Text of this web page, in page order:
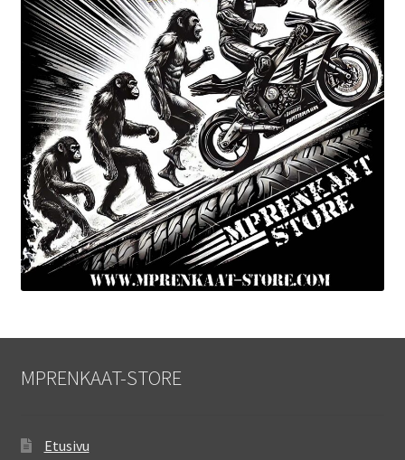
MPRENKAAT-STORE
Etusivu